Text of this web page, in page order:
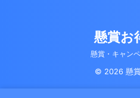
懸賞お
懸賞・キャン
© 2026 懸